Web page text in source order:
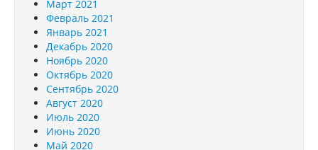
Март 2021
Февраль 2021
Январь 2021
Декабрь 2020
Ноябрь 2020
Октябрь 2020
Сентябрь 2020
Август 2020
Июль 2020
Июнь 2020
Май 2020